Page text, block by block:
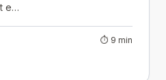
e…
⏱ 9 min